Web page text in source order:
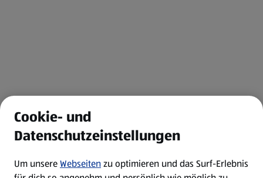
Cookie- und
Datenschutzeinstellungen
Um unsereWebseitenzu optimieren und das Surf-Erlebnis